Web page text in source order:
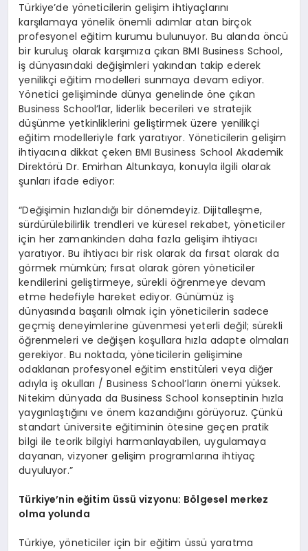
Türkiye’de yöneticilerin gelişim ihtiyaçlarını
karşılamaya yönelik önemli adımlar atan birçok
profesyonel eğitim kurumu bulunuyor. Bu alanda öncü
bir kuruluş olarak karşımıza çıkan BMI Business School,
iş dünyasındaki değişimleri yakından takip ederek
yenilikçi eğitim modelleri sunmaya devam ediyor.
Yönetici gelişiminde dünya genelinde öne çıkan
Business School’lar, liderlik becerileri ve stratejik
düşünme yetkinliklerini geliştirmek üzere yenilikçi
eğitim modelleriyle fark yaratıyor. Yöneticilerin gelişim
ihtiyacına dikkat çeken BMI Business School Akademik
Direktörü Dr. Emirhan Altunkaya, konuyla ilgili olarak
şunları ifade ediyor:
“Değişimin hızlandığı bir dönemdeyiz. Dijitalleşme,
sürdürülebilirlik trendleri ve küresel rekabet, yöneticiler
için her zamankinden daha fazla gelişim ihtiyacı
yaratıyor. Bu ihtiyacı bir risk olarak da fırsat olarak da
görmek mümkün; fırsat olarak gören yöneticiler
kendilerini geliştirmeye, sürekli öğrenmeye devam
etme hedefiyle hareket ediyor. Günümüz iş
dünyasında başarılı olmak için yöneticilerin sadece
geçmiş deneyimlerine güvenmesi yeterli değil; sürekli
öğrenmeleri ve değişen koşullara hızla adapte olmaları
gerekiyor. Bu noktada, yöneticilerin gelişimine
odaklanan profesyonel eğitim enstitüleri veya diğer
adıyla iş okulları / Business School’ların önemi yüksek.
Nitekim dünyada da Business School konseptinin hızla
yaygınlaştığını ve önem kazandığını görüyoruz. Çünkü
standart üniversite eğitiminin ötesine geçen pratik
bilgi ile teorik bilgiyi harmanlayabilen, uygulamaya
dayanan, vizyoner gelişim programlarına ihtiyaç
duyuluyor.”
Türkiye’nin eğitim üssü vizyonu: Bölgesel merkez
olma yolunda
Türkiye, yöneticiler için bir eğitim üssü yaratma